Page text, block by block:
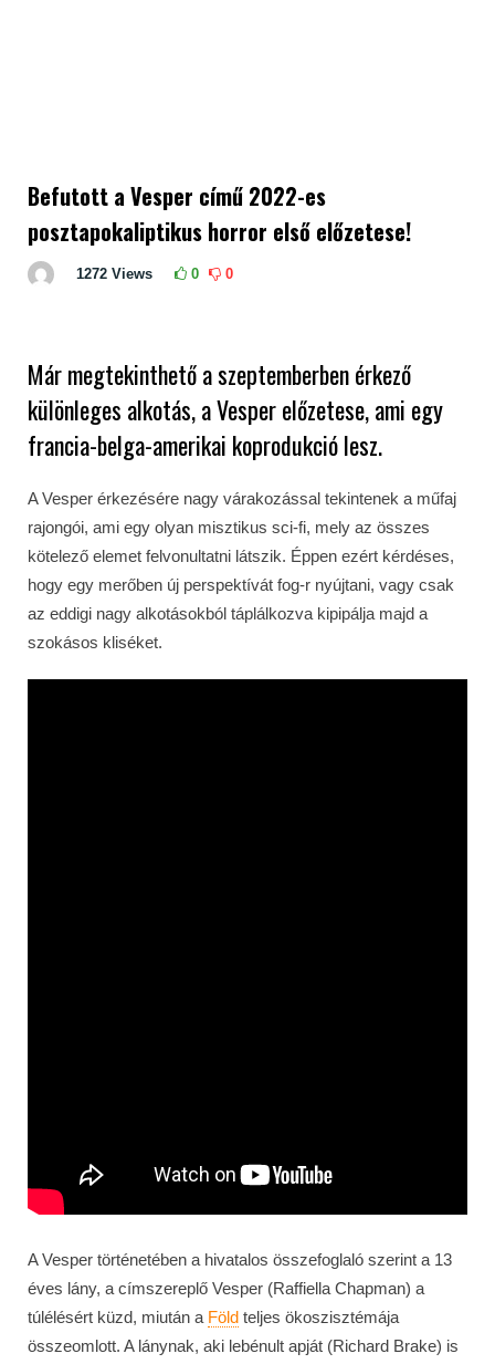
Befutott a Vesper című 2022-es
posztapokaliptikus horror első előzetese!
1272 Views 0 0
Már megtekinthető a szeptemberben érkező
különleges alkotás, a Vesper előzetese, ami egy
francia-belga-amerikai koprodukció lesz.
A Vesper érkezésére nagy várakozással tekintenek a műfaj
rajongói, ami egy olyan misztikus sci-fi, mely az összes
kötelező elemet felvonultatni látszik. Éppen ezért kérdéses,
hogy egy merőben új perspektívát fog-r nyújtani, vagy csak
az eddigi nagy alkotásokból táplálkozva kipipálja majd a
szokásos kliséket.
A Vesper történetében a hivatalos összefoglaló szerint a 13
éves lány, a címszereplő Vesper (Raffiella Chapman) a
túlélésért küzd, miután a Föld teljes ökoszisztémája
összeomlott. A lánynak, aki lebénult apját (Richard Brake) is